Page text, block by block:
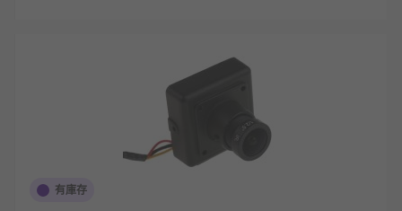
有庫存